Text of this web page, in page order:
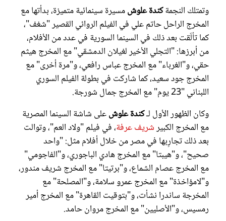
وتمتلك النجمةكندة علوشمسيرة سينمائية متميزة، بدأتها مع
المخرج الراحل حاتم علي في الفيلم الروائي القصير "شغف"،
كما تألّقت بعد ذلك في السينما السورية في عدد من الأفلام،
من أبرزها: "التجلي الأخير لغيلان الدمشقي" مع المخرج هيثم
حقي، و"الغرباء" مع المخرج عباس رافعي، و"مرة أخرى" مع
المخرج جود سعيد، كما شاركت في بطولة الفيلم السوري
اللبناني "23 يوم" مع المخرج جمال شورجة.
وكان الظهور الأول لـكندة علوشعلى شاشة السينما المصرية
مع المخرج الكبيرشريف عرفة، في فيلم "ولاد العم"، وتوالت
بعد ذلك تجارِبها في مصر من خلال أفلام مثل: "واحد
صحيح"، و"هيبتا" مع المخرج هادي الباجوري، و"الفاجومي"
مع المخرج عصام الشماع، و"برتيتا" مع المخرج شريف مندور،
و"لامؤاخذة" مع المخرج عمرو سلامة، و"المصلحة" مع
المخرجة ساندرا نشأت، و"بتوقيت القاهرة" مع المخرج أمير
رمسيس، و"الأصليين" مع المخرج مروان حامد.